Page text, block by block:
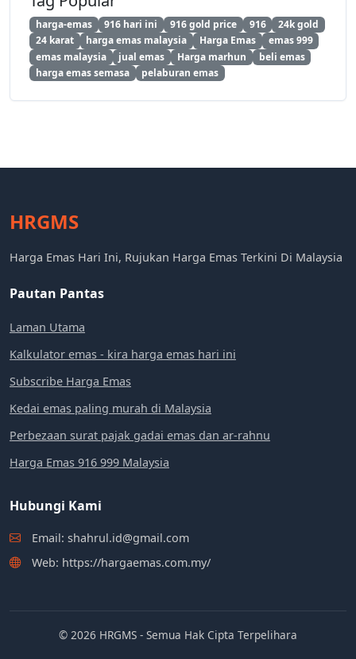
harga-emas 916 hari ini 916 gold price 916
24k gold
24 karat
harga emas malaysia Harga Emas
emas 999
emas malaysia
jual emas Harga marhun
beli emas
harga emas semasa
pelaburan emas
HRGMS
Harga Emas Hari Ini, Rujukan Harga Emas Terkini Di Malaysia
Pautan Pantas
Laman Utama
Kalkulator emas - kira harga emas hari ini
Subscribe Harga Emas
Kedai emas paling murah di Malaysia
Perbezaan surat pajak gadai emas dan ar-rahnu
Harga Emas 916 999 Malaysia
Hubungi Kami
Email: shahrul.id@gmail.com
Web: https://hargaemas.com.my/
© 2026 HRGMS - Semua Hak Cipta Terpelihara